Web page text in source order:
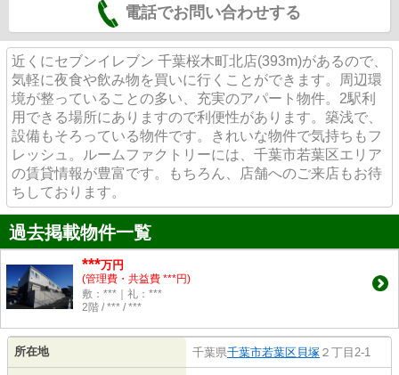
電話でお問い合わせする
近くにセブンイレブン 千葉桜木町北店(393m)があるので、
気軽に夜食や飲み物を買いに行くことができます。周辺環
境が整っていることの多い、充実のアパート物件。2駅利
用できる場所にありますので利便性があります。築浅で、
設備もそろっている物件です。きれいな物件で気持ちもフ
レッシュ。ルームファクトリーには、千葉市若葉区エリア
の賃貸情報が豊富です。もちろん、店舗へのご来店もお待
ちしております。
過去掲載物件一覧
***万円
(管理費・共益費 ***円)
敷：***｜礼：***
2階 / *** / ***
所在地 千葉県千葉市若葉区貝塚 ２丁目2-1